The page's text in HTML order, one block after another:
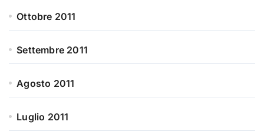
Ottobre 2011
Settembre 2011
Agosto 2011
Luglio 2011